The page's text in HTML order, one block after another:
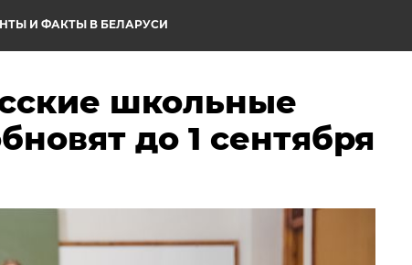
И ФАКТЫ В БЕЛАРУСИ
школьные
до 1 сентября